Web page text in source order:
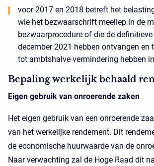
voor 2017 en 2018 betreft het
wie het bezwaarschrift meeliep in de
bezwaarprocedure of die de
december 2021 hebben ontvangen en
tot ambtshalve vermindering hebben
Bepaling werkelijk behaald
Eigen gebruik van onroerende zaken
Het eigen gebruik van een onroerende
van het werkelijke rendement. Dit
de economische huurwaarde van de
Naar verwachting zal de Hoge Raad dit